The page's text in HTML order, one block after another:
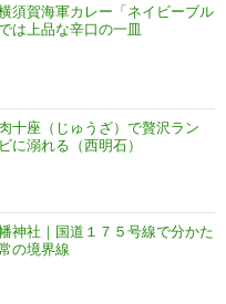
須賀海軍カレー「ネイビーブル
は上品な辛口の一皿
十座（じゅうざ）で贅沢ラン
に溺れる（西明石）
神社｜国道１７５号線で分かた
の境界線